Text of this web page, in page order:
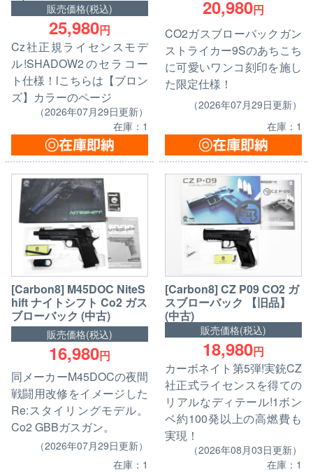
販売価格(税込)
25,980円
Cz社正規ライセンスモデ
ル!SHADOW2のセラコー
ト仕様！lこちらは【ブロン
ズ】カラーのページ
（2026年07月29日更新）
在庫：1
20,980円
CO2ガスブローバックガン
ストライカー9Sのあちこち
に可愛いワンコ刻印を施し
た限定仕様！
（2026年07月29日更新）
在庫：1
[Carbon8] M45DOC NiteS
hift ナイトシフト Co2 ガス
ブローバック (中古)
販売価格(税込)
16,980円
同メーカーM45DOCの夜間
戦闘用改修をイメージした
Re:スタイリングモデル。
Co2 GBBガスガン。
（2026年07月29日更新）
在庫：1
[Carbon8] CZ P09 CO2 ガ
スブローバック 【旧品】
(中古)
販売価格(税込)
18,980円
カーボネイト第5弾!実銃CZ
社正式ライセンスを得ての
リアルなディテール!1ボン
ベ約100発以上の高燃費も
実現！
（2026年08月03日更新）
在庫：1